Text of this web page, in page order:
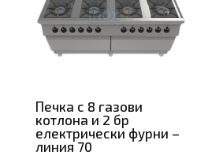
Печка с 8 газови
котлона и 2 бр
електрически фурни –
линия 70